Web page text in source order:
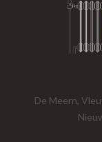
De Meern,